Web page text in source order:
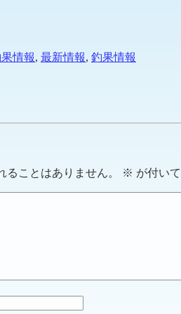
情報, 最新情報, 釣果情報
ることはありません。 ※ が付い